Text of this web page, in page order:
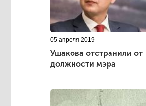
05 апреля 2019
Ушакова отстранили от
должности мэра